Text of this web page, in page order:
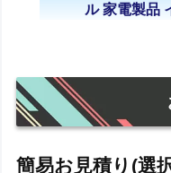
ル 家電製品